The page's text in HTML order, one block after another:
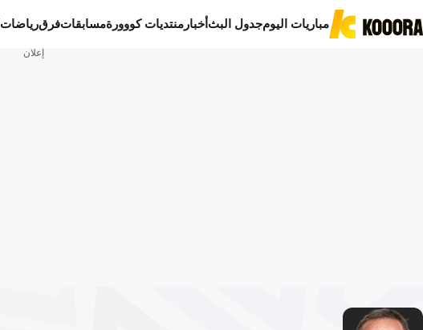
مباريات اليومجدول البثأخبار منتديات كووورةمسابقاتفرقرياضات
إعلان